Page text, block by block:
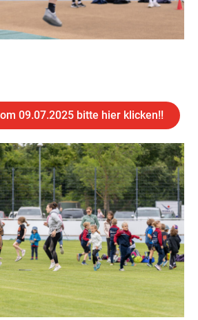
09.07.2025 bitte hier klicken!!